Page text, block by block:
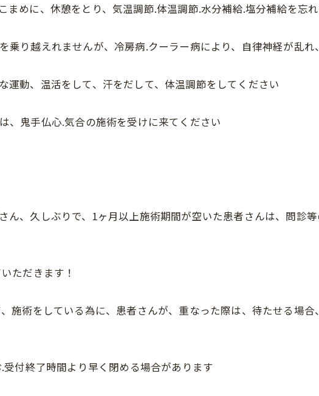
まめに、休憩をとり、気温調節.体温調節.水分補給.塩分補給を忘
乗り越えれませんが、冷房病.クーラー病により、自律神経が乱
運動、温活をして、汗をだして、体温調節をしてください
、鬼手仏心.気合の施術を受けに来てください
ん、久しぶりで、1ヶ月以上施術期間が空いた患者さんは、問診
ただきます！
施術をしている為に、患者さんが、重なった際は、待たせる場
付終了時間より早く閉める場合があります